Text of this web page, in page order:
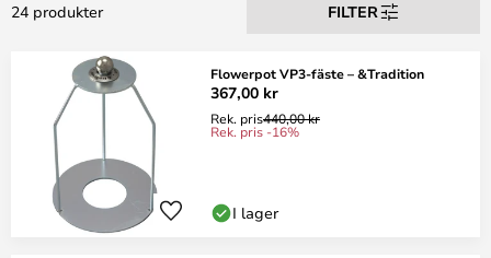
24 produkter FILTER
Flowerpot VP3-fäste – &Tradition
367,00 kr
Rek. pris440,00 kr
Rek. pris -16%
I lager